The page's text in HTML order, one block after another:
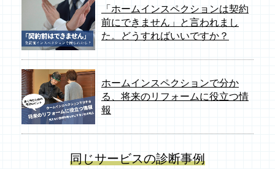
「ホームインスペクションは契約
前にできません」と言われまし
た。どうすればいいですか？
ホームインスペクションで分か
る、将来のリフォームに役立つ情
報
同じサービスの診断事例